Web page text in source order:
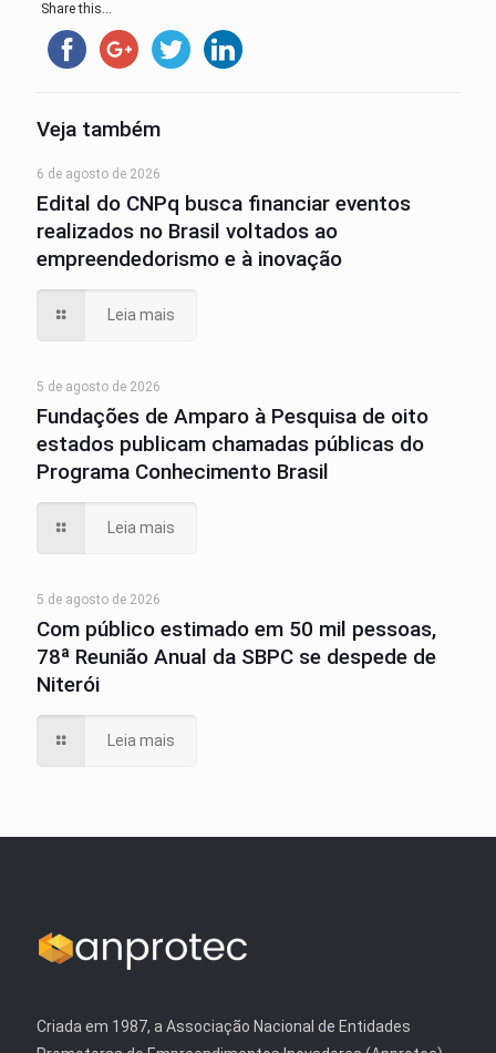
Share this...
Veja também
6 de agosto de 2026
Edital do CNPq busca financiar eventos
realizados no Brasil voltados ao
empreendedorismo e à inovação
Leia mais
5 de agosto de 2026
Fundações de Amparo à Pesquisa de oito
estados publicam chamadas públicas do
Programa Conhecimento Brasil
Leia mais
5 de agosto de 2026
Com público estimado em 50 mil pessoas,
78ª Reunião Anual da SBPC se despede de
Niterói
Leia mais
Criada em 1987, a Associação Nacional de Entidades